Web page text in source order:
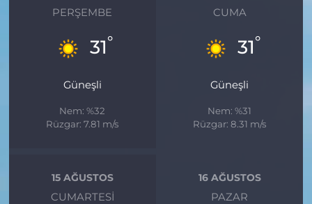
PERŞEMBE
31°
Güneşli
Nem: %32
Rüzgar: 7.81 m/s
CUMA
31°
Güneşli
Nem: %31
Rüzgar: 8.31 m/s
15 AĞUSTOS
CUMARTESI
16 AĞUSTOS
PAZAR